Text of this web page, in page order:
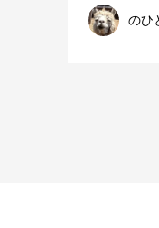
のひ